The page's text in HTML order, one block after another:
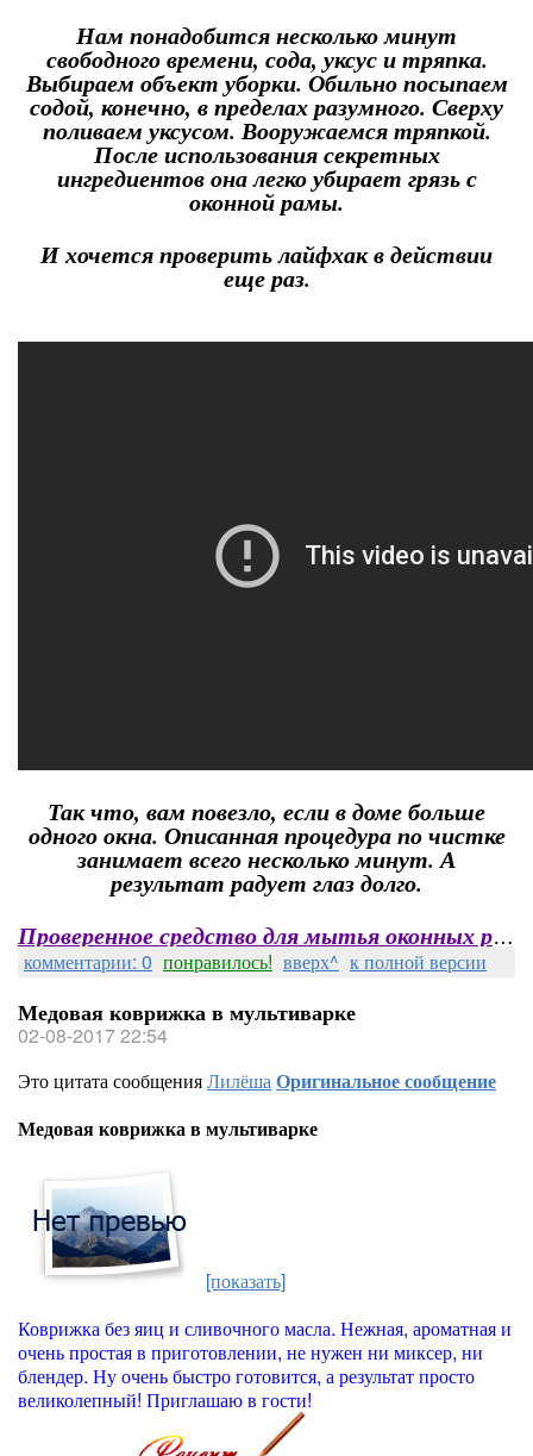
Нам понадобится несколько минут
свободного времени, сода, уксус и тряпка.
Выбираем объект уборки. Обильно посыпаем
содой, конечно, в пределах разумного. Сверху
поливаем уксусом. Вооружаемся тряпкой.
После использования секретных
ингредиентов она легко убирает грязь с
оконной рамы.
И хочется проверить лайфхак в действии
еще раз.
Так что, вам повезло, если в доме больше
одного окна. Описанная процедура по чистке
занимает всего несколько минут. А
результат радует глаз долго.
Проверенное средство для мытья оконных рам
комментарии: 0 понравилось! вверх^ к полной версии
Медовая коврижка в мультиварке
02-08-2017 22:54
Это цитата сообщенияЛилёшаОригинальное сообщение
Медовая коврижка в мультиварке
[показать]
Коврижка без яиц и сливочного масла. Нежная, ароматная и
очень простая в приготовлении, не нужен ни миксер, ни
блендер. Ну очень быстро готовится, а результат просто
великолепный! Приглашаю в гости!